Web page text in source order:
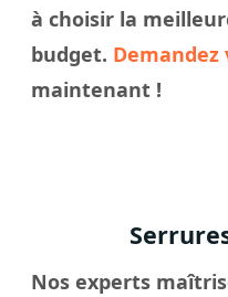
à choisir la
budget.
maintenant !
Nos experts